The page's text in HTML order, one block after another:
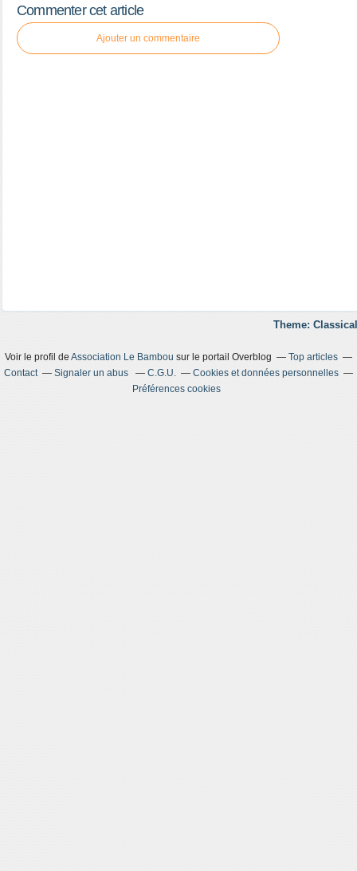
Commenter cet article
Ajouter un commentaire
Theme:
Voir le profil de Association Le Bambou sur le portail Overblog
Top articles
Contact
Signaler un abus C.G.U.
Cookies et données personnelles
Préférences cookies